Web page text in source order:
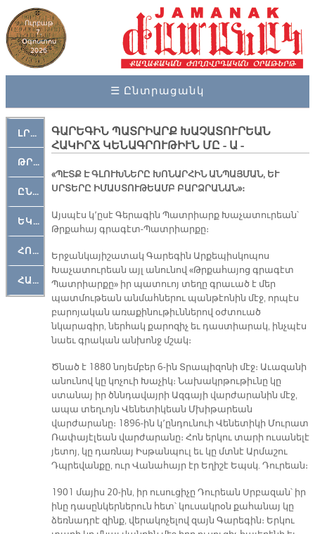
Ուրբաթ
7,
Օգոստոս
2026
☰ Ընտրացանկ
ԼՐԱՀՈՍ
ԹՐՔԱՀԱՅ ԿԵԱՆՔ
ԸՆԿԵՐԱՄՇԱԿՈՒԹԱՅԻՆ
ԵԿԵՂԵՑԱԿԱՆ
ՀՈԳԵՄՏԱՒՈՐ
ՀԱՐԹԱԿ
ԳԱՐԵԳԻՆ ՊԱՏՐԻԱՐՔ ԽԱՉԱՏՈՒՐԵԱՆ
ՀԱԿԻՐՃ ԿԵՆԱԳՐՈՒԹԻՒՆ ՄԸ - Ա -
«ՊԷՏՔ Է ԳԼՈՒԽՆԵՐԸ ԽՈՆԱՐՀԻՆ ԱՆՊԱՅՄԱՆ, ԵՒ
ՍՐՏԵՐԸ ԻՄԱՍՏՈՒԹԵԱՄԲ ԲԱՐՁՐԱՆԱՆ»։
Այսպէս կ՚ըսէ Գերագին Պատրիարք Խաչատուրեան՝
Թրքահայ գրագէտ-Պատրիարքը։
Երջանկայիշատակ Գարեգին Արքեպիսկոպոս
Խաչատուրեան այլ անունով «Թրքահայոց գրագէտ
Պատրիարքը» իր պատուոյ տեղը գրաւած է մեր
պատմութեան անմահներու պանթէոնին մէջ, որպէս
բարոյական առաքինութիւններով օժտուած
նկարագիր, ներհակ քարոզիչ եւ դաստիարակ, ինչպէս
նաեւ գրական անխոնջ մշակ։
Ծնած է 1880 նոյեմբեր 6-ին Տրապիզոնի մէջ։ Աւազանի
անունով կը կոչուի Խաչիկ։ Նախակրթութիւնը կը
ստանայ իր ծննդավայրի Ազգայի վարժարանին մէջ,
ապա տեղւոյն Վենետիկեան Մխիթարեան
վարժարանը։ 1896-ին կ՚ընդունուի Վենետիկի Մուրատ
Ռափայէլեան վարժարանը։ Հոն երկու տարի ուսանելէ
յետոյ, կը դառնայ Իսթանպուլ եւ կը մտնէ Արմաշու
Դպրեվանքը, ուր Վանահայր էր Եղիշէ Եպսկ. Դուրեան։
1901 մայիս 20-ին, իր ուսուցիչը Դուրեան Սրբազան՝ իր
ինը դասընկերներուն հետ՝ կուսակրօն քահանայ կը
ձեռնադրէ զինք, վերակոչելով զայն Գարեգին։ Երկու